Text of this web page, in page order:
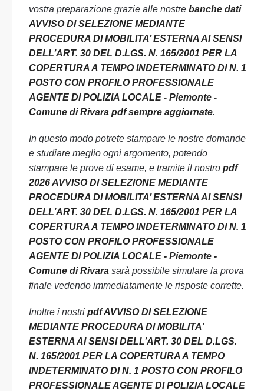
vostra preparazione grazie alle nostre banche dati
AVVISO DI SELEZIONE MEDIANTE
PROCEDURA DI MOBILITA’ ESTERNA AI SENSI
DELL’ART. 30 DEL D.LGS. N. 165/2001 PER LA
COPERTURA A TEMPO INDETERMINATO DI N. 1
POSTO CON PROFILO PROFESSIONALE
AGENTE DI POLIZIA LOCALE - Piemonte -
Comune di Rivara pdf sempre aggiornate.
In questo modo potrete stampare le nostre domande
e studiare meglio ogni argomento, potendo
stampare le prove di esame, e tramite il nostro pdf
2026 AVVISO DI SELEZIONE MEDIANTE
PROCEDURA DI MOBILITA’ ESTERNA AI SENSI
DELL’ART. 30 DEL D.LGS. N. 165/2001 PER LA
COPERTURA A TEMPO INDETERMINATO DI N. 1
POSTO CON PROFILO PROFESSIONALE
AGENTE DI POLIZIA LOCALE - Piemonte -
Comune di Rivara sarà possibile simulare la prova
finale vedendo immediatamente le risposte corrette.
Inoltre i nostri pdf AVVISO DI SELEZIONE
MEDIANTE PROCEDURA DI MOBILITA’
ESTERNA AI SENSI DELL’ART. 30 DEL D.LGS.
N. 165/2001 PER LA COPERTURA A TEMPO
INDETERMINATO DI N. 1 POSTO CON PROFILO
PROFESSIONALE AGENTE DI POLIZIA LOCALE